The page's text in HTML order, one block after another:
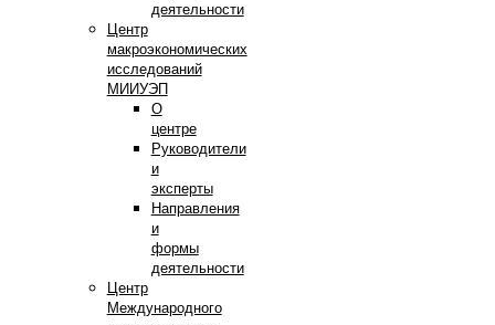
деятельности
Центр
макроэкономических
исследований
МИИУЭП
О
центре
Руководители
и
эксперты
Направления
и
формы
деятельности
Центр
Международного